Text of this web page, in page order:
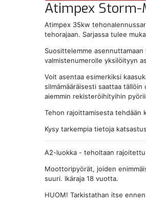
Atimpex Storm-
Atimpex 35kw
tehorajaan. Sarjassa tulee
Suosittelemme
valmistenumerolle yksilöityyn
Voit asentaa esimerkiksi
silmämääräisesti saattaa
aiemmin rekisteröihityihin
Tehon rajoittamisesta tehdään
Kysy tarkempia tietoja
A2-luokka - teholtaan
Moottoripyörät, joiden
suuri. Ikäraja 18 vuotta.
HUOM! Tarkistathan itse